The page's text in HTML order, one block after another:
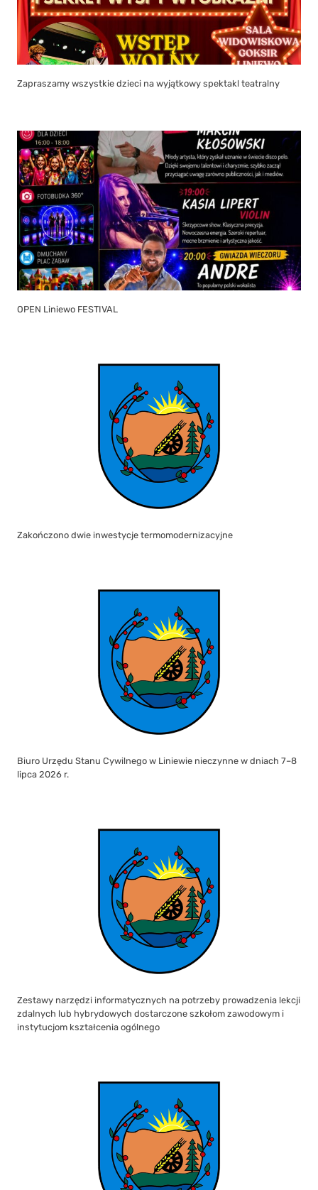
Zapraszamy wszystkie dzieci na wyjątkowy spektakl teatralny
OPEN Liniewo FESTIVAL
Zakończono dwie inwestycje termomodernizacyjne
Biuro Urzędu Stanu Cywilnego w Liniewie nieczynne w dniach 7–8
lipca 2026 r.
Zestawy narzędzi informatycznych na potrzeby prowadzenia lekcji
zdalnych lub hybrydowych dostarczone szkołom zawodowym i
instytucjom kształcenia ogólnego